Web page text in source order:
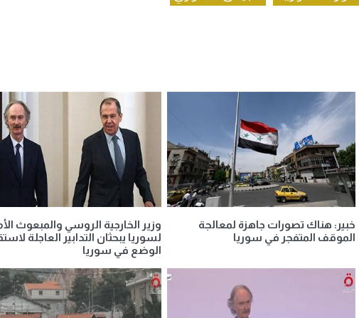
خبير: هناك تصورات جاهزة لمعالجة
الموقف المتفجر في سوريا
وزير الخارجية الروسي والمبعوث
لسوريا يبحثان التدابير العاجلة
الوضع في سوريا